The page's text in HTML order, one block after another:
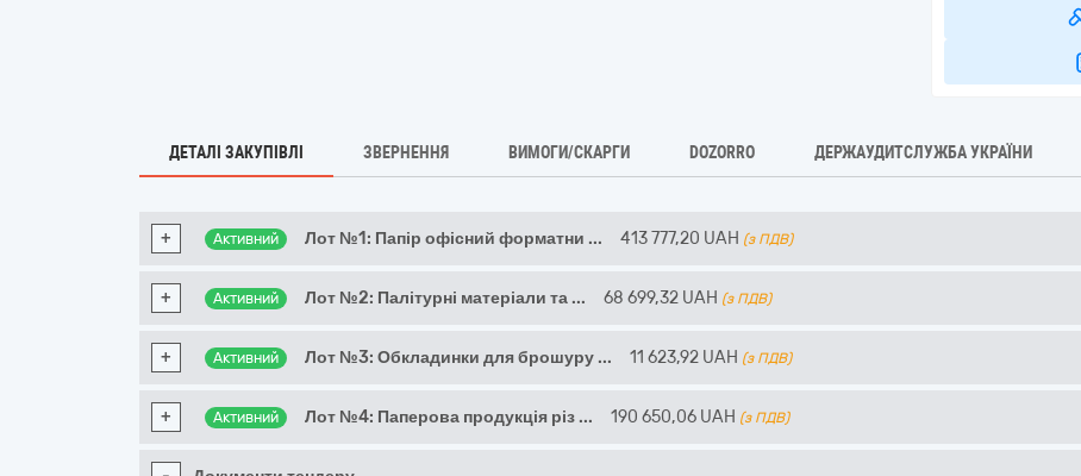
ДЕТАЛІ ЗАКУПІВЛІ ЗВЕРНЕННЯ ВИМОГИ/СКАРГИ DOZORRO ДЕРЖАУДИТСЛУЖБА УКРАЇНИ
+ Активний Лот №1: Папір офісний форматни ... 413 777,20 UAH (з ПДВ)
+ Активний Лот №2: Палітурні матеріали та ... 68 699,32 UAH (з ПДВ)
+ Активний Лот №3: Обкладинки для брошуру ... 11 623,92 UAH (з ПДВ)
+ Активний Лот №4: Паперова продукція різ ... 190 650,06 UAH (з ПДВ)